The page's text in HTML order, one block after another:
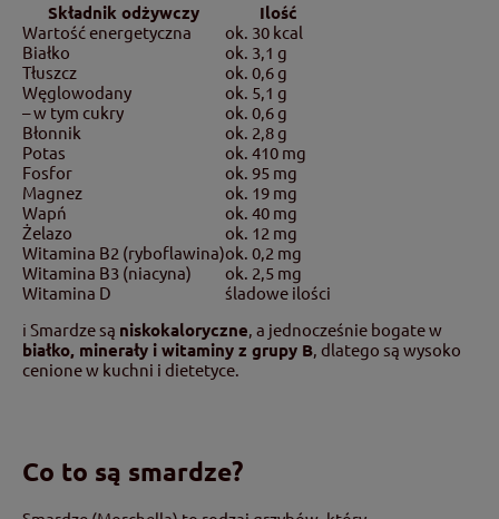
Składnik odżywczy Ilość
Wartość energetyczna
ok. 30 kcal
Białko
ok. 3,1 g
Tłuszcz
ok. 0,6 g
Węglowodany
ok. 5,1 g
– w tym cukry
ok. 0,6 g
Błonnik
ok. 2,8 g
Potas
ok. 410 mg
Fosfor
ok. 95 mg
Magnez
ok. 19 mg
Wapń
ok. 40 mg
Żelazo
ok. 12 mg
Witamina B2 (ryboflawina)ok. 0,2 mg
Witamina B3 (niacyna)
ok. 2,5 mg
Witamina D
śladowe ilości
ℹ️ Smardze są niskokaloryczne, a jednocześnie bogate w
białko, minerały i witaminy z grupy B, dlatego są wysoko
cenione w kuchni i dietetyce.
Co to są smardze?